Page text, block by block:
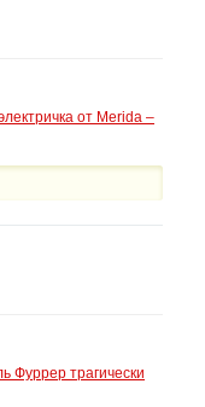
от Merida –
Фуррер трагически